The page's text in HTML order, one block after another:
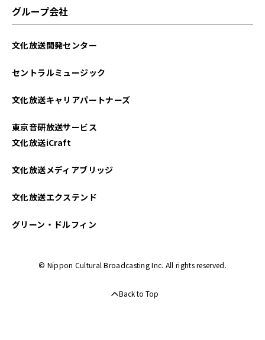
2021年10月
グループ会社
文化放送開発センター
セントラルミュージック
文化放送キャリアパートナーズ
東京音研放送サービス
文化放送iCraft
文化放送メディアブリッジ
文化放送エクステンド
グリーン・ドルフィン
© Nippon Cultural Broadcasting Inc. All rights reserved.
Back to Top